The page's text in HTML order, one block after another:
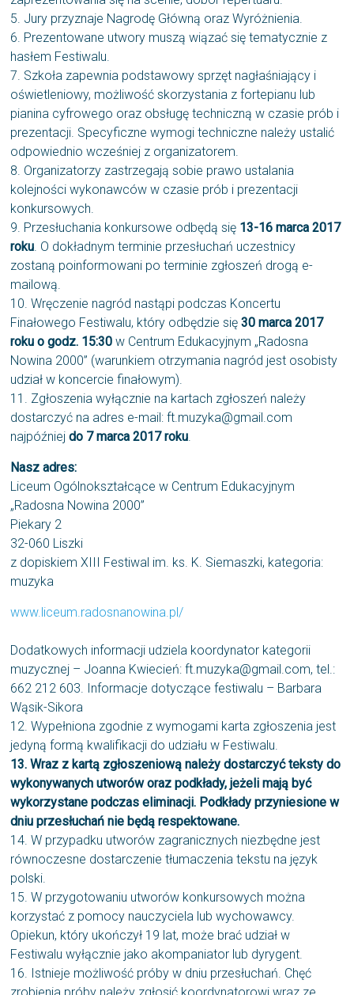
5. Jury przyznaje Nagrodę Główną oraz Wyróżnienia.
6. Prezentowane utwory muszą wiązać się tematycznie z
hasłem Festiwalu.
7. Szkoła zapewnia podstawowy sprzęt nagłaśniający i
oświetleniowy, możliwość skorzystania z fortepianu lub
pianina cyfrowego oraz obsługę techniczną w czasie prób i
prezentacji. Specyficzne wymogi techniczne należy ustalić
odpowiednio wcześniej z organizatorem.
8. Organizatorzy zastrzegają sobie prawo ustalania
kolejności wykonawców w czasie prób i prezentacji
konkursowych.
9. Przesłuchania konkursowe odbędą się 13-16 marca 2017
roku. O dokładnym terminie przesłuchań uczestnicy
zostaną poinformowani po terminie zgłoszeń drogą e-
mailową.
10. Wręczenie nagród nastąpi podczas Koncertu
Finałowego Festiwalu, który odbędzie się30 marca 2017
roku o godz. 15:30 w Centrum Edukacyjnym „Radosna
Nowina 2000” (warunkiem otrzymania nagród jest osobisty
udział w koncercie finałowym).
11. Zgłoszenia wyłącznie na kartach zgłoszeń należy
dostarczyć na adres e-mail: ft.muzyka@gmail.com
najpóźniejdo 7 marca 2017 roku.
Nasz adres:
Liceum Ogólnokształcące w Centrum Edukacyjnym
„Radosna Nowina 2000”
Piekary 2
32-060 Liszki
z dopiskiem XIII Festiwal im. ks. K. Siemaszki, kategoria:
muzyka
www.liceum.radosnanowina.pl/
Dodatkowych informacji udziela koordynator kategorii
muzycznej – Joanna Kwiecień: ft.muzyka@gmail.com, tel.:
662 212 603. Informacje dotyczące festiwalu – Barbara
Wąsik-Sikora
12. Wypełniona zgodnie z wymogami karta zgłoszenia jest
jedyną formą kwalifikacji do udziału w Festiwalu.
13. Wraz z kartą zgłoszeniową należy dostarczyć teksty do
wykonywanych utworów oraz podkłady, jeżeli mają być
wykorzystane podczas eliminacji. Podkłady przyniesione w
dniu przesłuchań nie będą respektowane.
14. W przypadku utworów zagranicznych niezbędne jest
równoczesne dostarczenie tłumaczenia tekstu na język
polski.
15. W przygotowaniu utworów konkursowych można
korzystać z pomocy nauczyciela lub wychowawcy.
Opiekun, który ukończył 19 lat, może brać udział w
Festiwalu wyłącznie jako akompaniator lub dyrygent.
16. Istnieje możliwość próby w dniu przesłuchań. Chęć